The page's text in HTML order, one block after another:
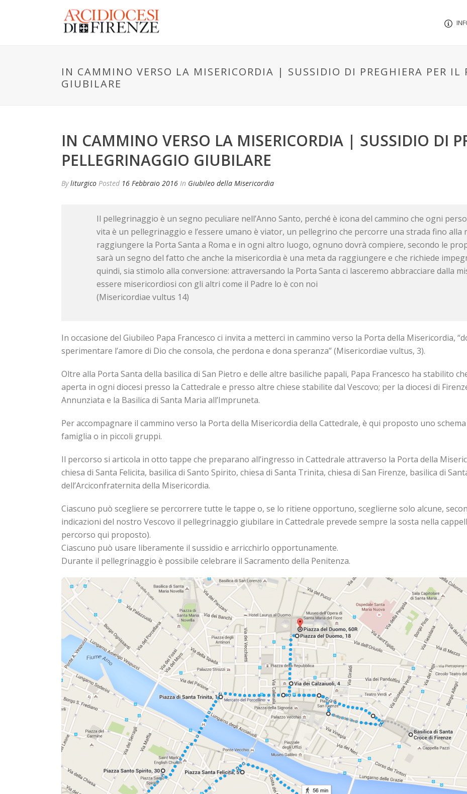
IN CAMMINO VERSO LA MISERICORDIA | SUSSIDIO DI PREGHIERA PER IL
GIUBILARE
IN CAMMINO VERSO LA MISERICORDIA | SUSSIDIO DI
PELLEGRINAGGIO GIUBILARE
Byliturgico Posted 16 Febbraio 2016 In Giubileo della Misericordia
Il pellegrinaggio è un segno peculiare nell’Anno Santo, perché è icona del cammino che ogni
vita è un pellegrinaggio e l’essere umano è viator, un pellegrino che percorre una strada fino alla
raggiungere la Porta Santa a Roma e in ogni altro luogo, ognuno dovrà compiere, secondo le
sarà un segno del fatto che anche la misericordia è una meta da raggiungere e che richiede
quindi, sia stimolo alla conversione: attraversando la Porta Santa ci lasceremo abbracciare dalla
essere misericordiosi con gli altri come il Padre lo è con noi
(Misericordiae vultus 14)
In occasione del Giubileo Papa Francesco ci invita a metterci in cammino verso la Porta della Misericordia,
sperimentare l’amore di Dio che consola, che perdona e dona speranza” (Misericordiae vultus, 3).
Oltre alla Porta Santa della basilica di San Pietro e delle altre basiliche papali, Papa Francesco ha stabilito
aperta in ogni diocesi presso la Cattedrale e presso altre chiese stabilite dal Vescovo; per la diocesi di
Annunziata e la Basilica di Santa Maria all’Impruneta.
Per accompagnare il cammino verso la Porta della Misericordia della Cattedrale, è qui proposto uno
famiglia o in piccoli gruppi.
Il percorso si articola in otto tappe che preparano all’ingresso in Cattedrale attraverso la Porta della
chiesa di Santa Felicita, basilica di Santo Spirito, chiesa di Santa Trinita, chiesa di San Firenze, basilica di
dell’Arciconfraternita della Misericordia.
Ciascuno può scegliere se percorrere tutte le tappe o, se lo ritiene opportuno, sceglierne solo alcune,
indicazioni del nostro Vescovo il pellegrinaggio giubilare in Cattedrale prevede sempre la sosta nella
percorso qui proposto).
Ciascuno può usare liberamente il sussidio e arricchirlo opportunamente.
Durante il pellegrinaggio è possibile celebrare il Sacramento della Penitenza.